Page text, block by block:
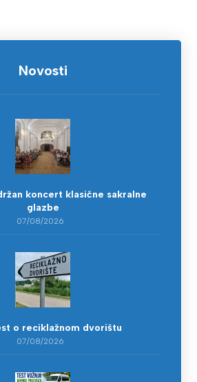
Novosti
koncert klasične sakralne
glazbe
07/08/2026
o reciklažnom dvorištu
07/08/2026